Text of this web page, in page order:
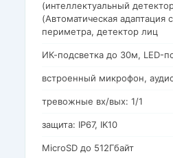
(интеллектуальный
(Автоматическая адаптация
периметра, детектор лиц
ИК-подсветка до 30м, LED-
встроенный микрофон,
тревожные вх/вых: 1/1
защита: IP67, IK10
MicroSD до 512Гбайт